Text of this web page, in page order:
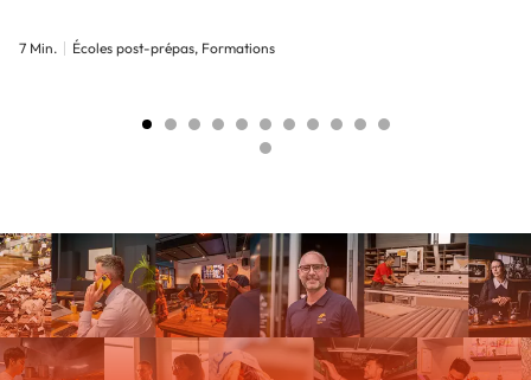
7 Min. Écoles post-prépas, Formations